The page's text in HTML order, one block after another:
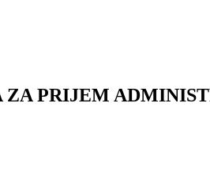
ZA PRIJEM